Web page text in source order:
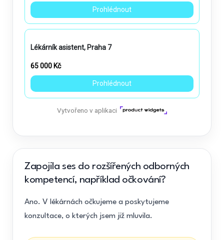
Zapojila ses do rozšířených odborných
kompetencí, například očkování?
Ano. V lékárnách očkujeme a poskytujeme
konzultace, o kterých jsem již mluvila.